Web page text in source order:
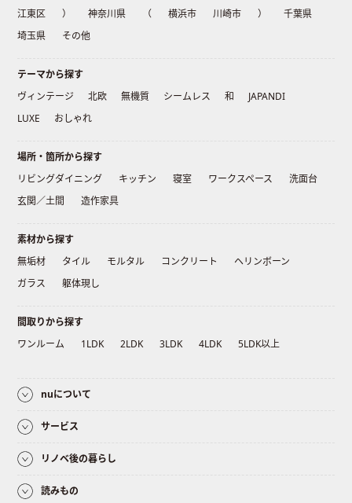
江東区
） 神奈川県 （ 横浜市 川崎市 ）
千葉県
埼玉県
その他
テーマから探す
ヴィンテージ
北欧 無機質 シームレス 和
JAPANDI
LUXE
おしゃれ
場所・箇所から探す
リビングダイニング
キッチン 寝室 ワークスペース
洗面台
玄関／土間
造作家具
素材から探す
無垢材
タイル モルタル コンクリート
ヘリンボーン
ガラス
躯体現し
間取りから探す
ワンルーム
1LDK 2LDK 3LDK 4LDK 5LDK以上
nuについて
サービス
リノベ後の暮らし
読みもの